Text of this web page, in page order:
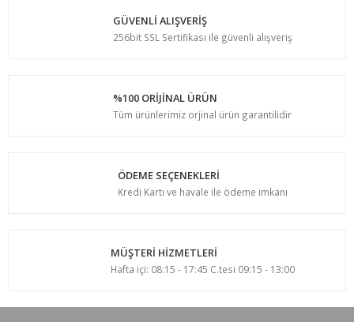
GÜVENLİ ALIŞVERİŞ
256bit SSL Sertifikası ile güvenli alışveriş
%100 ORİJİNAL ÜRÜN
Tüm ürünlerimiz orjinal ürün garantilidir
ÖDEME SEÇENEKLERİ
Kredi Kartı ve havale ile ödeme imkanı
MÜŞTERİ HİZMETLERİ
Hafta içi: 08:15 - 17:45 C.tesi 09:15 - 13:00